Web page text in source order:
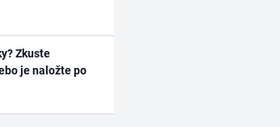
Zkuste
je naložte po